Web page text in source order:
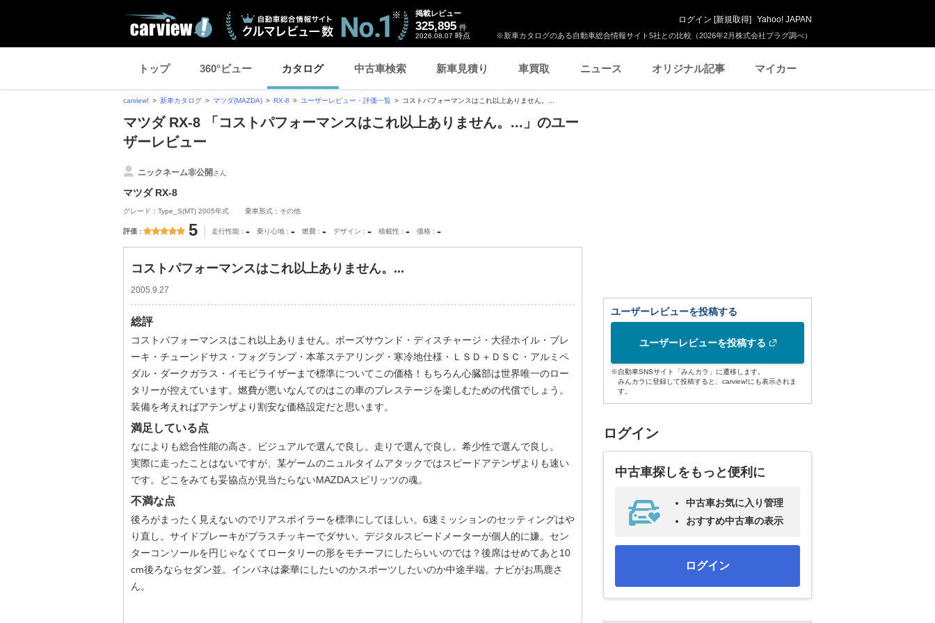
※新車カタログのある自動車総合情報サイト5社との比較（2026年2月株式会社プラグ調べ）
掲載レビュー
325,895 件
2026.08.07 時点
ログイン [新規取得] Yahoo! JAPAN
トップ 360°ビュー カタログ 中古車検索 新車見積り 車買取 ニュース オリジナル記事 マイカー
carview! 新車カタログ マツダ(MAZDA) RX-8 ユーザーレビュー・評価一覧 コストパフォーマンスはこれ以上ありません。...
マツダ RX-8 「コストパフォーマンスはこれ以上ありません。...」のユー
ザーレビュー
ニックネーム非公開さん
マツダ RX-8
グレード：Type_S(MT) 2005年式 乗車形式：その他
評価 5 走行性能 - 乗り心地 - 燃費 - デザイン - 積載性 - 価格 -
コストパフォーマンスはこれ以上ありません。...
2005.9.27
総評
コストパフォーマンスはこれ以上ありません。ボーズサウンド・ディスチャージ・大径ホイル・ブレ
ーキ・チューンドサス・フォグランプ・本革ステアリング・寒冷地仕様・ＬＳＤ＋ＤＳＣ・アルミペ
ダル・ダークガラス・イモビライザーまで標準についてこの価格！もちろん心臓部は世界唯一のロー
タリーが控えています。燃費が悪いなんてのはこの車のプレステージを楽しむための代償でしょう。
装備を考えればアテンザより割安な価格設定だと思います。
満足している点
なによりも総合性能の高さ。ビジュアルで選んで良し。走りで選んで良し。希少性で選んで良し。
実際に走ったことはないですが、某ゲームのニュルタイムアタックではスピードアテンザよりも速い
です。どこをみても妥協点が見当たらないMAZDAスピリッツの魂。
不満な点
後ろがまったく見えないのでリアスポイラーを標準にしてほしい。6速ミッションのセッティングはや
り直し。サイドブレーキがプラスチッキーでダサい。デジタルスピードメーターが個人的に嫌。セン
ターコンソールを円じゃなくてロータリーの形をモチーフにしたらいいのでは？後席はせめてあと10
cm後ろならセダン並。インパネは豪華にしたいのかスポーツしたいのか中途半端。ナビがお馬鹿さ
ん。
ユーザーレビューを投稿する
ユーザーレビューを投稿する
※自動車SNSサイト「みんカラ」に遷移します。
みんカラに登録して投稿すると、carview!にも表示されま
す。
ログイン
中古車探しをもっと便利に
中古車お気に入り管理
おすすめ中古車の表示
ログイン